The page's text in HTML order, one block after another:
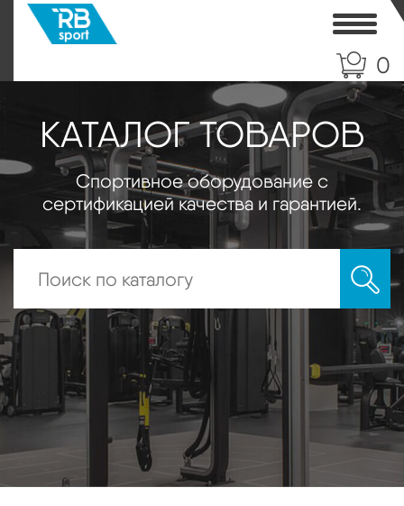
0
КАТАЛОГ ТОВАРОВ
Спортивное оборудование с
сертификацией качества и гарантией.